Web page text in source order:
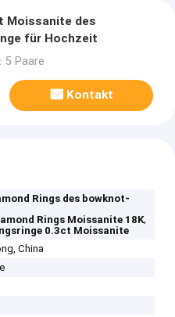
Moissanite des
für Hochzeit
5 Paare
Kontakt
Rings des bowknot-
Rings Moissanite 18K,
0.3ct Moissanite
China